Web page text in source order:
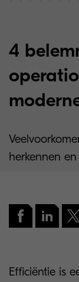
4
herkennen
Efficiëntie is